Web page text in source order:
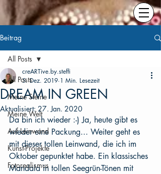
Beitrag
All Posts
Meine Steine
Meine Welt
Auf Leinwand
Kunst-Projekte
Fotorealismus
All Posts
DREAM IN GREEN
creARTive.by.steffi
5. Dez. 2019 1 Min. Lesezeit
Aktualisiert:27. Jan. 2020
Da bin ich wieder :-) Ja, heute gibt es
wieder eine Packung... Weiter geht es
mit dieser tollen Leinwand, die ich im
Oktober gepunktet habe. Ein klassisches
Mandala in tollen Seegrün-Tönen mit